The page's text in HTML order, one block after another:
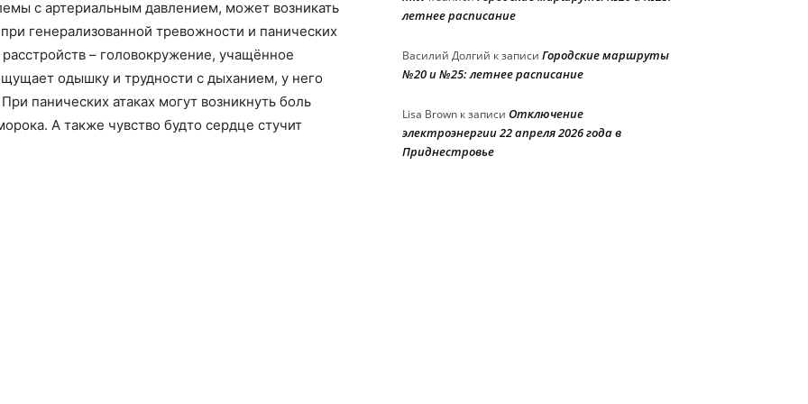
с артериальным давлением, может возникать
генерализованной тревожности и панических
– головокружение, учащённое
одышку и трудности с дыханием, у него
панических атаках могут возникнуть боль
А также чувство будто сердце стучит
летнее расписание
Василий Долгий к записи Городские маршруты
№20 и №25: летнее расписание
Lisa Brown к записи Отключение
электроэнергии 22 апреля 2026 года в
Приднестровье